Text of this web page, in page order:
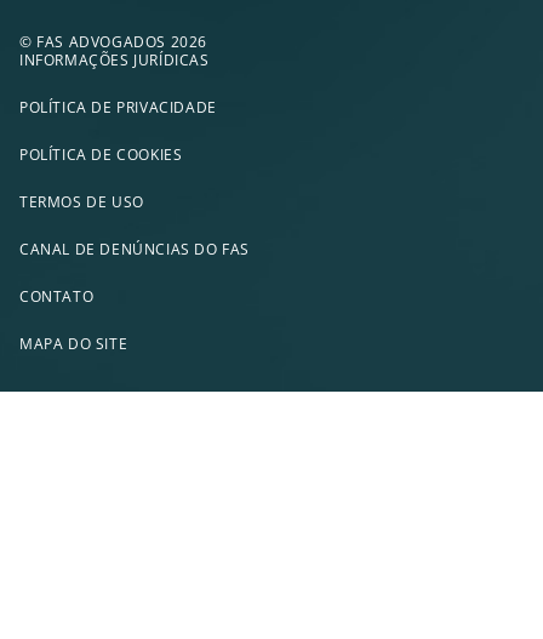
© FAS ADVOGADOS 2026
INFORMAÇÕES JURÍDICAS
POLÍTICA DE PRIVACIDADE
POLÍTICA DE COOKIES
TERMOS DE USO
CANAL DE DENÚNCIAS DO FAS
CONTATO
MAPA DO SITE